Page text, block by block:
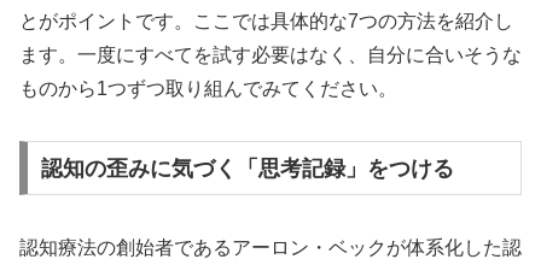
とがポイントです。ここでは具体的な7つの方法を紹介し
ます。一度にすべてを試す必要はなく、自分に合いそうな
ものから1つずつ取り組んでみてください。
認知の歪みに気づく「思考記録」をつける
認知療法の創始者であるアーロン・ベックが体系化した認